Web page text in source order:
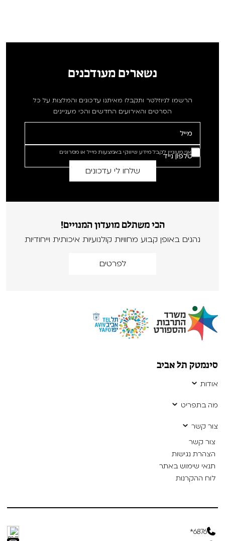
נשארים מעודכנים
הרשמו לניוזלטר ותקבלו מאיתנו עדכונים והמלצות על כל
הסרטים והאירועים החדשים והכי מעניינים
אני מעוניין לקבל מידע שיווקי באמצעות מייל או מסרונים
הכי משתלם מועדון המנויים!
נהנים באופן קבוע מחוויות קולנועיות איכותית וייחודיות
לפרטים
סינמטק תל אביב
אודות
מה בתפריט
צור קשר
צור קשר
הצהרת נגישות
תנאי שימוש באתר
לוח ההקרנות
6876*